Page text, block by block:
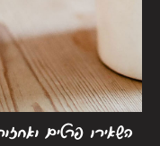
השאירו פרטים